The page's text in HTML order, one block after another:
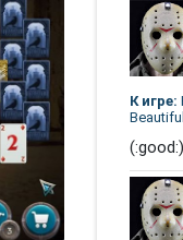
К игре: